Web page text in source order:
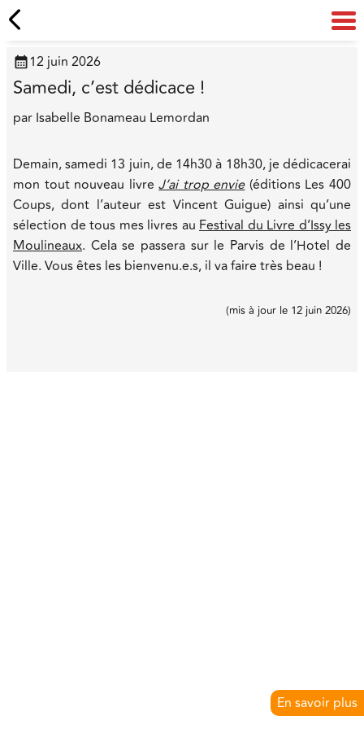
12 juin 2026
Samedi, c’est dédicace !
par Isabelle Bonameau Lemordan
Demain, samedi 13 juin, de 14h30 à 18h30, je dédicacerai
mon tout nouveau livreJ’ai trop envie(éditions Les 400
Coups, dont l’auteur est Vincent Guigue) ainsi qu’une
sélection de tous mes livres au Festival du Livre d’Issy les
Moulineaux. Cela se passera sur le Parvis de l’Hotel de
Ville. Vous êtes les bienvenu.e.s, il va faire très beau !
(mis à jour le 12 juin 2026)
En savoir plus